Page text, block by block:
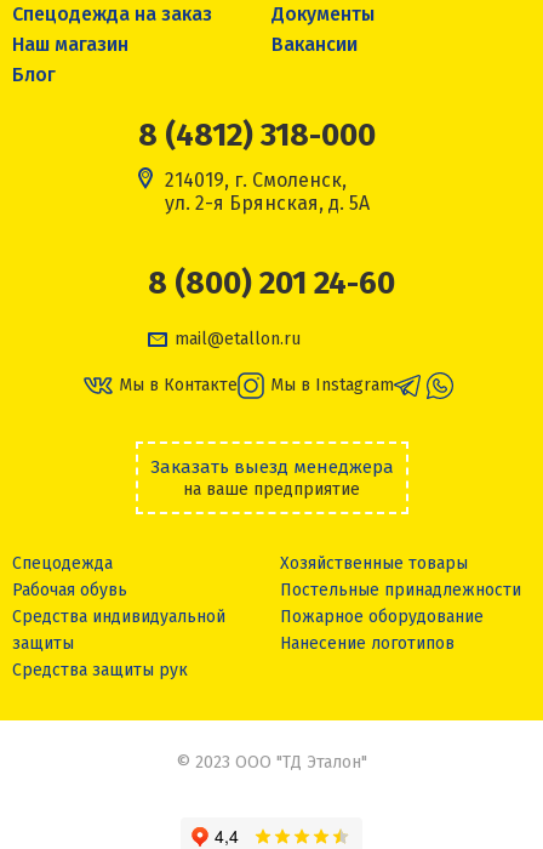
Спецодежда на заказ
Документы
Наш магазин
Вакансии
Блог
8 (4812) 318-000
214019, г. Смоленск,
ул. 2-я Брянская, д. 5А
8 (800) 201 24-60
mail@etallon.ru
Мы в Контакте Мы в Instagram
Заказать выезд менеджера
на ваше предприятие
Спецодежда
Рабочая обувь
Средства индивидуальной
защиты
Средства защиты рук
Хозяйственные товары
Постельные принадлежности
Пожарное оборудование
Нанесение логотипов
© 2023 ООО "ТД Эталон"